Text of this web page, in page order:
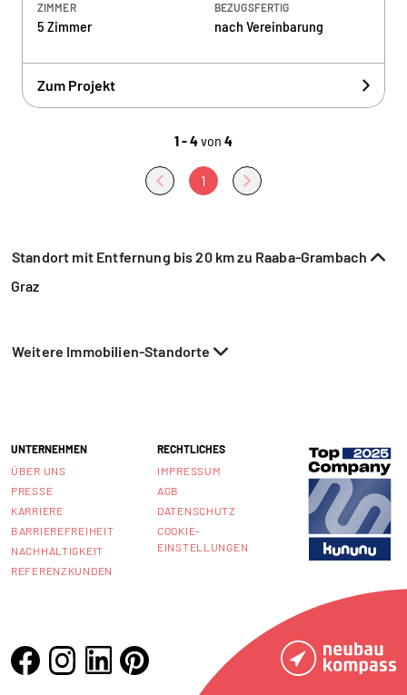
ZIMMER
5 Zimmer
BEZUGSFERTIG
nach Vereinbarung
Zum Projekt
1 - 4von 4
1
Standort mit Entfernung bis 20 km zu Raaba-Grambach
Graz
Weitere Immobilien-Standorte
UNTERNEHMEN
ÜBER UNS
PRESSE
KARRIERE
BARRIEREFREIHEIT
NACHHALTIGKEIT
REFERENZKUNDEN
RECHTLICHES
IMPRESSUM
AGB
DATENSCHUTZ
COOKIE-
EINSTELLUNGEN